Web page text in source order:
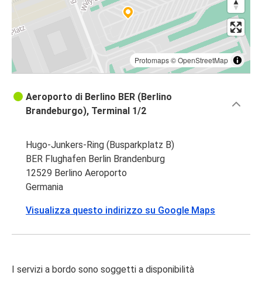
Protomaps©OpenStreetMap
Aeroporto di Berlino BER (Berlino
Brandeburgo), Terminal 1/2
Hugo-Junkers-Ring (Busparkplatz B)
BER Flughafen Berlin Brandenburg
12529 Berlino Aeroporto
Germania
Visualizza questo indirizzo su Google Maps
I servizi a bordo sono soggetti a disponibilità